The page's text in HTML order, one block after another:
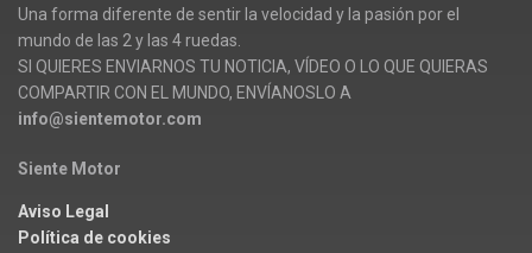
Una forma diferente de sentir la velocidad y la pasión por el
mundo de las 2 y las 4 ruedas.
SI QUIERES ENVIARNOS TU NOTICIA, VÍDEO O LO QUE QUIERAS
COMPARTIR CON EL MUNDO, ENVÍANOSLO A
info@sientemotor.com
Siente Motor
Aviso Legal
Política de cookies